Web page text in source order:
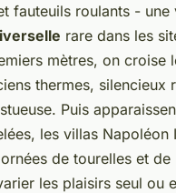
fauteuils roulants - une
rare dans les
mètres, on croise
thermes, silencieux
Puis
les villas Napoléon
de tourelles et
les plaisirs seul ou